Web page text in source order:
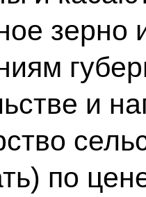
зерно
и
по